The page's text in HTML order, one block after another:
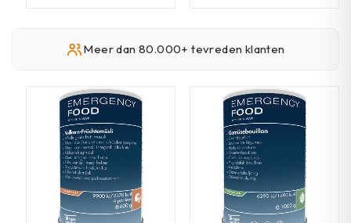
Meer dan 80.000+ tevreden klanten